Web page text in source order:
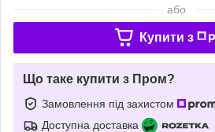
або
Купити з
Що таке купити з Пром?
Замовлення під захистом
Доступна доставка